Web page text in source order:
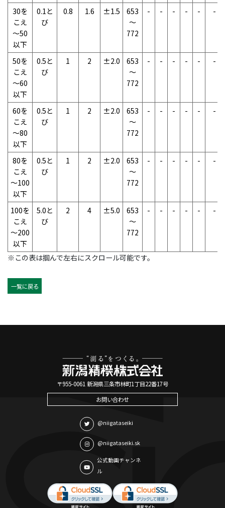
30を
こえ
～50
以下
0.1と
び
0.8 1.6 ±1.5
653
～
772
- - - - - -
50を
こえ
～60
以下
0.5と
び
1 2 ±2.0
653
～
772
- - - - - -
60を
こえ
～80
以下
0.5と
び
1 2 ±2.0
653
～
772
- - - - - -
80を
こえ
～100
以下
0.5と
び
1 2 ±2.0
653
～
772
- - - - - -
100を
こえ
～200
以下
5.0と
び
2 4 ±5.0
653
～
772
- - - - - -
※この表は掴んで左右にスクロール可能です。
一覧に戻る
〒955-0061 新潟県三条市林町1丁目22番17号
お問い合わせ
@niigataseiki
@niigataseiki.sk
公式動画チャンネ
ル